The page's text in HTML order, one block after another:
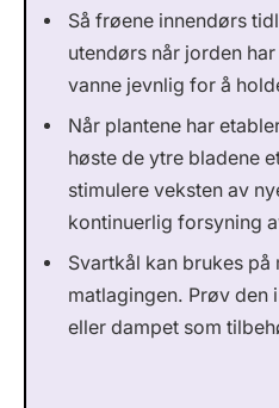
Så frøene innendørs
utendørs når jorden
vanne jevnlig for å
Når plantene har
høste de ytre bladene
stimulere veksten av
kontinuerlig forsyning
Svartkål kan brukes på
matlagingen. Prøv den
eller dampet som